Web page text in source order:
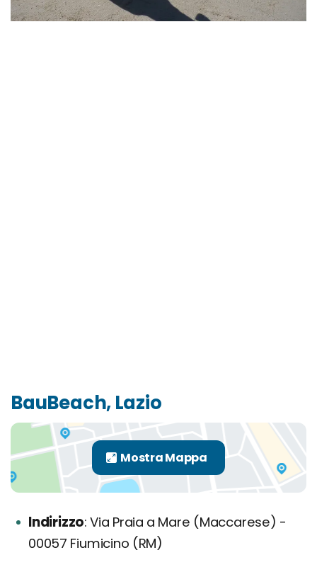
BauBeach, Lazio
Indirizzo Via Praia a Mare (Maccarese) -
00057 Fiumicino (RM)